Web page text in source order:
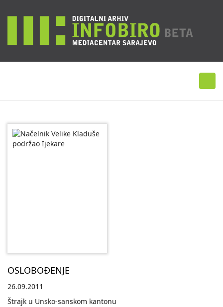
OSLOBOĐENJE
26.09.2011
Štrajk u Unsko-sanskom kantonu